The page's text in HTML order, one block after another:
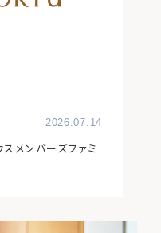
2026.07.14
メンバーズファミ